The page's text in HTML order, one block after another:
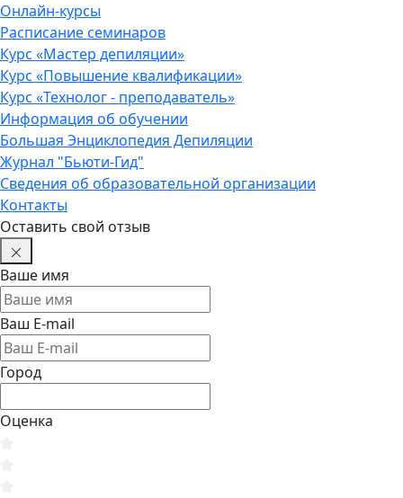
Онлайн-курсы
Расписание семинаров
Курс «Мастер депиляции»
Курс «Повышение квалификации»
Курс «Технолог - преподаватель»
Информация об обучении
Большая Энциклопедия Депиляции
Журнал "Бьюти-Гид"
Сведения об образовательной организации
Контакты
Оставить свой отзыв
Ваше имя
Ваш E-mail
Город
Оценка